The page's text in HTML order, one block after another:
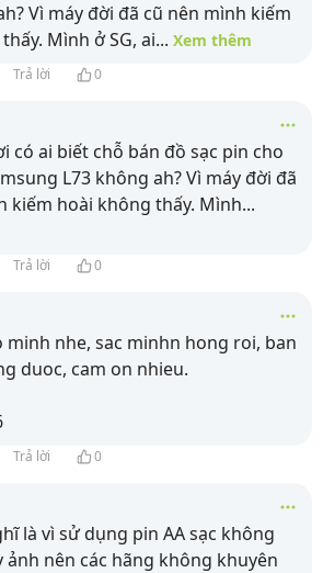
Vì máy đời đã cũ nên mình kiếm
Mình ở SG, ai... Xem thêm
Trả lời 0
có ai biết chỗ bán đồ sạc pin cho
L73 không ah? Vì máy đời đã
kiếm hoài không thấy. Mình...
Trả lời 0
minh nhe, sac minhn hong roi, ban
duoc, cam on nhieu.
Trả lời 0
là vì sử dụng pin AA sạc không
ảnh nên các hãng không khuyên